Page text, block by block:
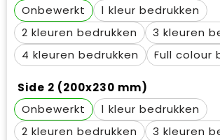
Strandtassen
Tablettassen
Toilettassen
Waterbestendige tassen
Veiligheidssignalering en
Veiligheidsvesten en
Vesten
Gehoorbescherming
Onbewerkt
1
2
3
4
Full colour
Side 2 (200x230 mm)
Onbewerkt
1
2
3